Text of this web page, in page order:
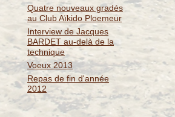
Quatre nouveaux gradés
au Club Aïkido Ploemeur
Interview de Jacques
BARDET au-delà de la
technique
Voeux 2013
Repas de fin d'année
2012